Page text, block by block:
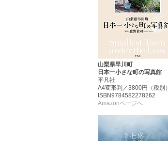
山梨県早川町
日本一小さな町の写真館
平凡社
A4変形判／3800円（税別）
ISBN9784582278262
Amazonページへ